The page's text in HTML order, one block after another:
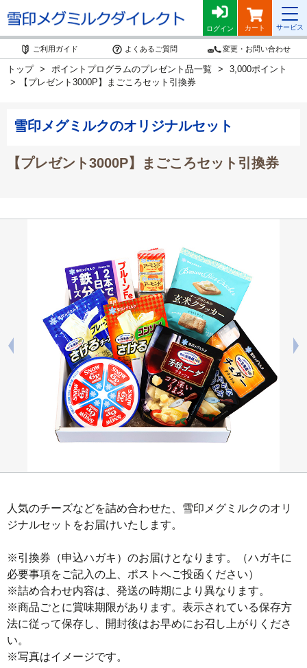
ログイン カート サービス
ご利用ガイド よくあるご質問 変更・お問い合わせ
トップ ポイントプログラムのプレゼント品一覧
3,000ポイント
【プレゼント3000P】まごころセット引換券
雪印メグミルクのオリジナルセット
【プレゼント3000P】まごころセット引換券
人気のチーズなどを詰め合わせた、雪印メグミルクのオリ
ジナルセットをお届けいたします。
※引換券（申込ハガキ）のお届けとなります。（ハガキに
必要事項をご記入の上、ポストへご投函ください）
※詰め合わせ内容は、発送の時期により異なります。
※商品ごとに賞味期限があります。表示されている保存方
法に従って保存し、開封後はお早めにお召し上がりくださ
い。
※写真はイメージです。